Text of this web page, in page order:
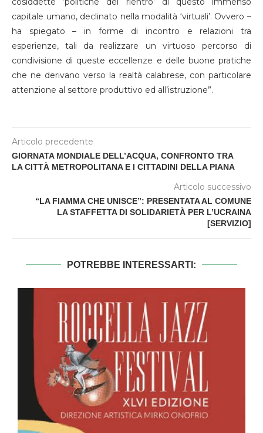
capitale umano, declinato nella modalità ‘virtuali’. Ovvero –
ha spiegato – in forme di incontro e relazioni tra
esperienze, tali da realizzare un virtuoso percorso di
condivisione di queste eccellenze e delle buone pratiche
che ne derivano verso la realtà calabrese, con particolare
attenzione al settore produttivo ed all’istruzione”.
Articolo precedente
GIORNATA MONDIALE DELL’ACQUA, CONFRONTO TRA
LA CITTÀ METROPOLITANA E I CITTADINI DELLA PIANA
Articolo successivo
“LA FIAMMA CHE UNISCE”: PRESENTATA AL COMUNE
LA STAFFETTA DI SOLIDARIETÀ PER L’UCRAINA
[SERVIZIO]
POTREBBE INTERESSARTI: